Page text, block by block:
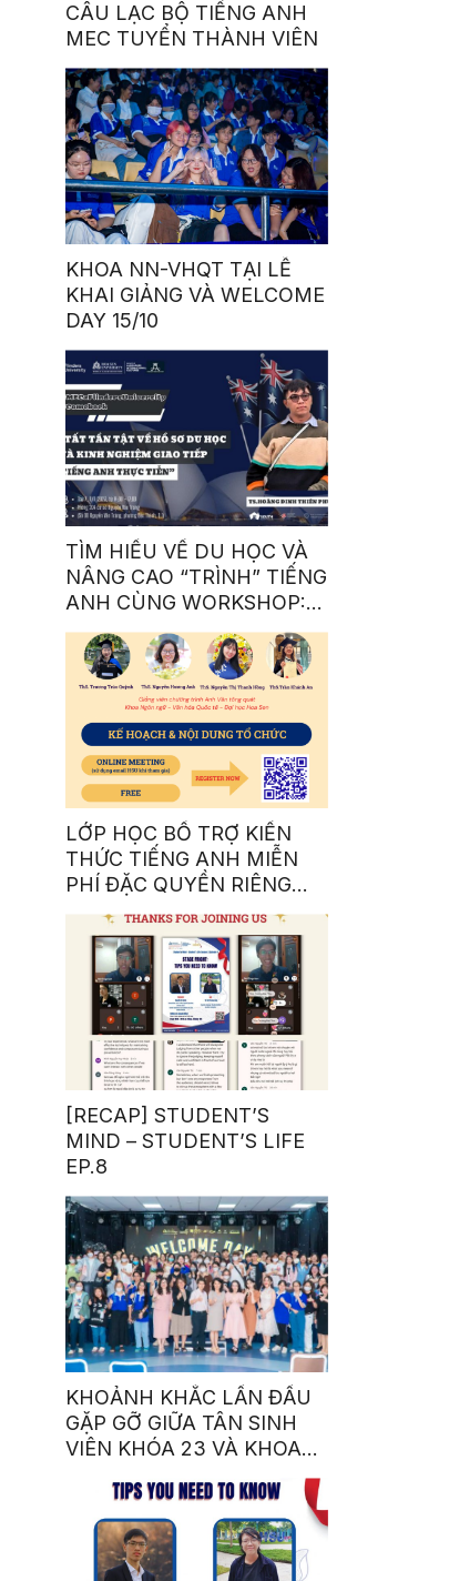
CÂU LẠC BỘ TIẾNG ANH
MEC TUYỂN THÀNH VIÊN
KHOA NN-VHQT TẠI LỄ
KHAI GIẢNG VÀ WELCOME
DAY 15/10
TÌM HIỂU VỀ DU HỌC VÀ
NÂNG CAO “TRÌNH” TIẾNG
ANH CÙNG WORKSHOP: A
COMPLETE GUIDE TO BE
AN INTERNATIONAL
STUDENT 101
LỚP HỌC BỔ TRỢ KIẾN
THỨC TIẾNG ANH MIỄN
PHÍ ĐẶC QUYỀN RIÊNG
CHO SINH VIÊN NHÀ SEN
[RECAP] STUDENT’S
MIND – STUDENT’S LIFE
EP.8
KHOẢNH KHẮC LẦN ĐẦU
GẶP GỠ GIỮA TÂN SINH
VIÊN KHÓA 23 VÀ KHOA
QUỐC TẾ NHÀ SEN